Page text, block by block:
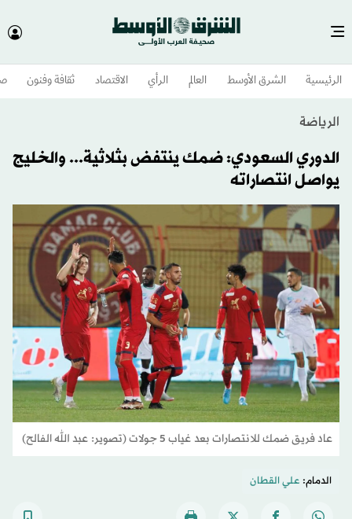
الرئيسية الشرق الأوسط​ العالم الرأي الاقتصاد ثقافة وفنون
الرياضة
الدوري السعودي: ضمك ينتفض بثلاثية... والخليج
يواصل انتصاراته
عاد فريق ضمك للانتصارات بعد غياب 5 جولات (تصوير: عبد الله الفالح)
الدمام: علي القطان